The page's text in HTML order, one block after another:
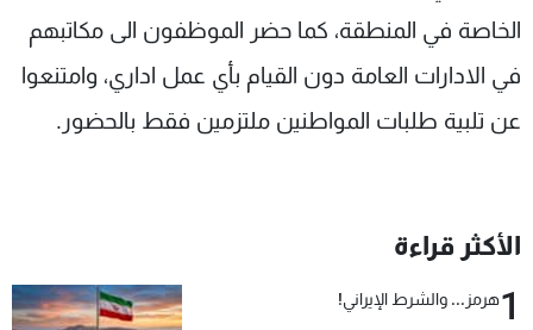
الخاصة في المنطقة، كما حضر الموظفون الى مكاتبهم
في الادارات العامة دون القيام بأي عمل اداري، وامتنعوا
عن تلبية طلبات المواطنين ملتزمين فقط بالحضور.
الأكثر قراءة
1هرمز... والشرط الإيراني!